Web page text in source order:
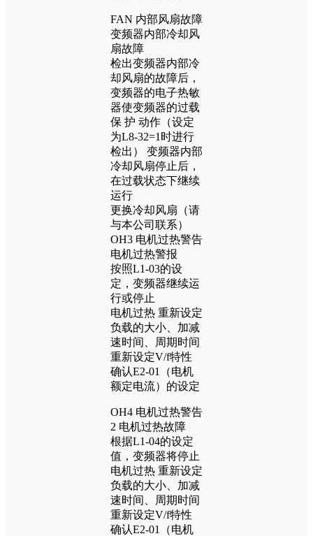
FAN 内部风扇故障
变频器内部冷却风
扇故障
检出变频器内部冷
却风扇的故障后，
变频器的电子热敏
器使变频器的过载
保 护 动作（设定
为L8-32=1时进行
检出） 变频器内部
冷却风扇停止后，
在过载状态下继续
运行
更换冷却风扇（请
与本公司联系）
OH3 电机过热警告
电机过热警报
按照L1-03的设
定，变频器继续运
行或停止
电机过热 重新设定
负载的大小、加减
速时间、周期时间
重新设定V/f特性
确认E2-01（电机
额定电流）的设定
OH4 电机过热警告
2 电机过热故障
根据L1-04的设定
值，变频器将停止
电机过热 重新设定
负载的大小、加减
速时间、周期时间
重新设定V/f特性
确认E2-01（电机